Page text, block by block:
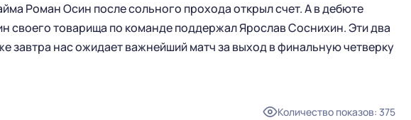
Роман Осин после сольного прохода открыл счет. А в дебюте
своего товарища по команде поддержал Ярослав Соснихин. Эти два
завтра нас ожидает важнейший матч за выход в финальную четверку
Количество показов: 375